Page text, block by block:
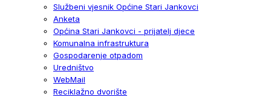
Službeni vjesnik Općine Stari Jankovci
Anketa
Općina Stari Jankovci - prijatelj djece
Komunalna infrastruktura
Gospodarenje otpadom
Uredništvo
WebMail
Reciklažno dvorište